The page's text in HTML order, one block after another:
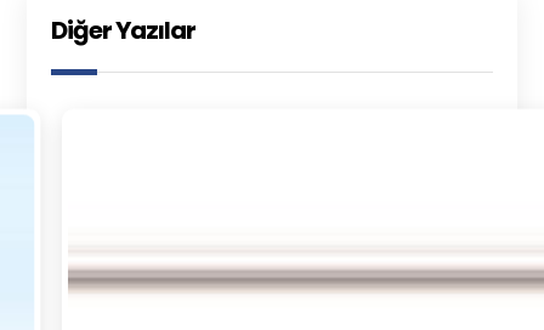
Diğer Yazılar